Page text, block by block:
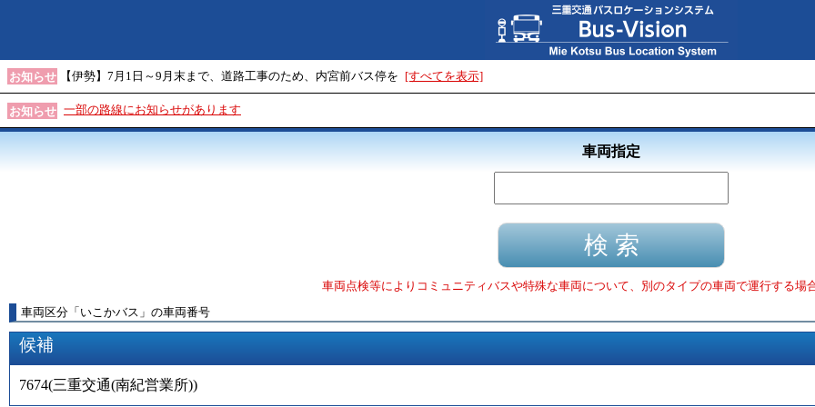
お知らせ 【伊勢】7月1日～9月末まで、道路工事のため、内宮前バス停を [すべてを表示]
お知らせ 一部の路線にお知らせがあります
車両指定
車両点検等によりコミュニティバスや特殊な車両について、別のタイプの車両で運行する場
車両区分 「 いこかバス 」 の車両番号
候補
7674(三重交通(南紀営業所))